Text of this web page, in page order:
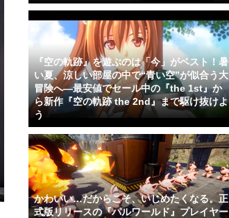
『空の軌跡』を遊ぶのは「今」がベスト！暑
い夏、涼しい部屋の中で“青い空”が似合う大
冒険へ―最安値でセール中の『the 1st』か
ら新作『空の軌跡 the 2nd』まで駆け抜けよ
う
かわいい…だからこそ、いじめたくなる。正
式版リリースの『パルワールド』プレイヤー